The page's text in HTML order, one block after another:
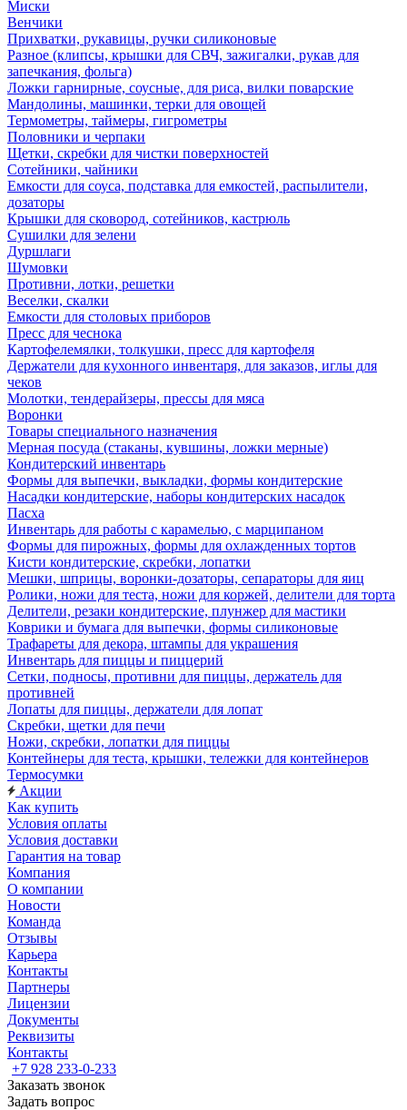
Миски
Венчики
Прихватки, рукавицы, ручки силиконовые
Разное (клипсы, крышки для СВЧ, зажигалки, рукав для
запечкания, фольга)
Ложки гарнирные, соусные, для риса, вилки поварские
Мандолины, машинки, терки для овощей
Термометры, таймеры, гигрометры
Половники и черпаки
Щетки, скребки для чистки поверхностей
Сотейники, чайники
Емкости для соуса, подставка для емкостей, распылители,
дозаторы
Крышки для сковород, сотейников, кастрюль
Сушилки для зелени
Дуршлаги
Шумовки
Противни, лотки, решетки
Веселки, скалки
Емкости для столовых приборов
Пресс для чеснока
Картофелемялки, толкушки, пресс для картофеля
Держатели для кухонного инвентаря, для заказов, иглы для
чеков
Молотки, тендерайзеры, прессы для мяса
Воронки
Товары специального назначения
Мерная посуда (стаканы, кувшины, ложки мерные)
Кондитерский инвентарь
Формы для выпечки, выкладки, формы кондитерские
Насадки кондитерские, наборы кондитерских насадок
Пасха
Инвентарь для работы с карамелью, с марципаном
Формы для пирожных, формы для охлажденных тортов
Кисти кондитерские, скребки, лопатки
Мешки, шприцы, воронки-дозаторы, сепараторы для яиц
Ролики, ножи для теста, ножи для коржей, делители для торта
Делители, резаки кондитерские, плунжер для мастики
Коврики и бумага для выпечки, формы силиконовые
Трафареты для декора, штампы для украшения
Инвентарь для пиццы и пиццерий
Сетки, подносы, противни для пиццы, держатель для
противней
Лопаты для пиццы, держатели для лопат
Скребки, щетки для печи
Ножи, скребки, лопатки для пиццы
Контейнеры для теста, крышки, тележки для контейнеров
Термосумки
Акции
Как купить
Условия оплаты
Условия доставки
Гарантия на товар
Компания
О компании
Новости
Команда
Отзывы
Карьера
Контакты
Партнеры
Лицензии
Документы
Реквизиты
Контакты
+7 928 233-0-233
Заказать звонок
Задать вопрос